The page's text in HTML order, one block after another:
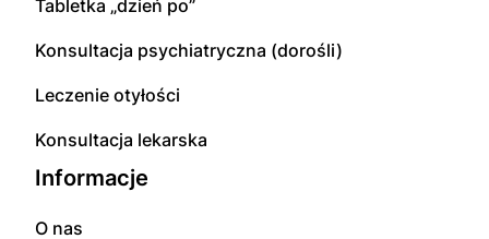
Tabletka „dzień po”
Konsultacja psychiatryczna (dorośli)
Leczenie otyłości
Konsultacja lekarska
Informacje
O nas